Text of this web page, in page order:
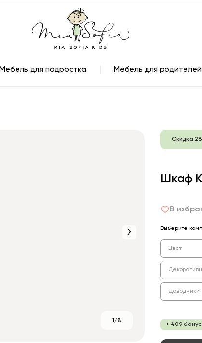
Мебель для подростка Мебель для родителей
1/8
Скидка
Шкаф
В
Выберите
Цвет
Доводчики
+ 409